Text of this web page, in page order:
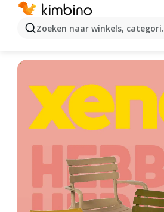
Zoeken naar winkels,